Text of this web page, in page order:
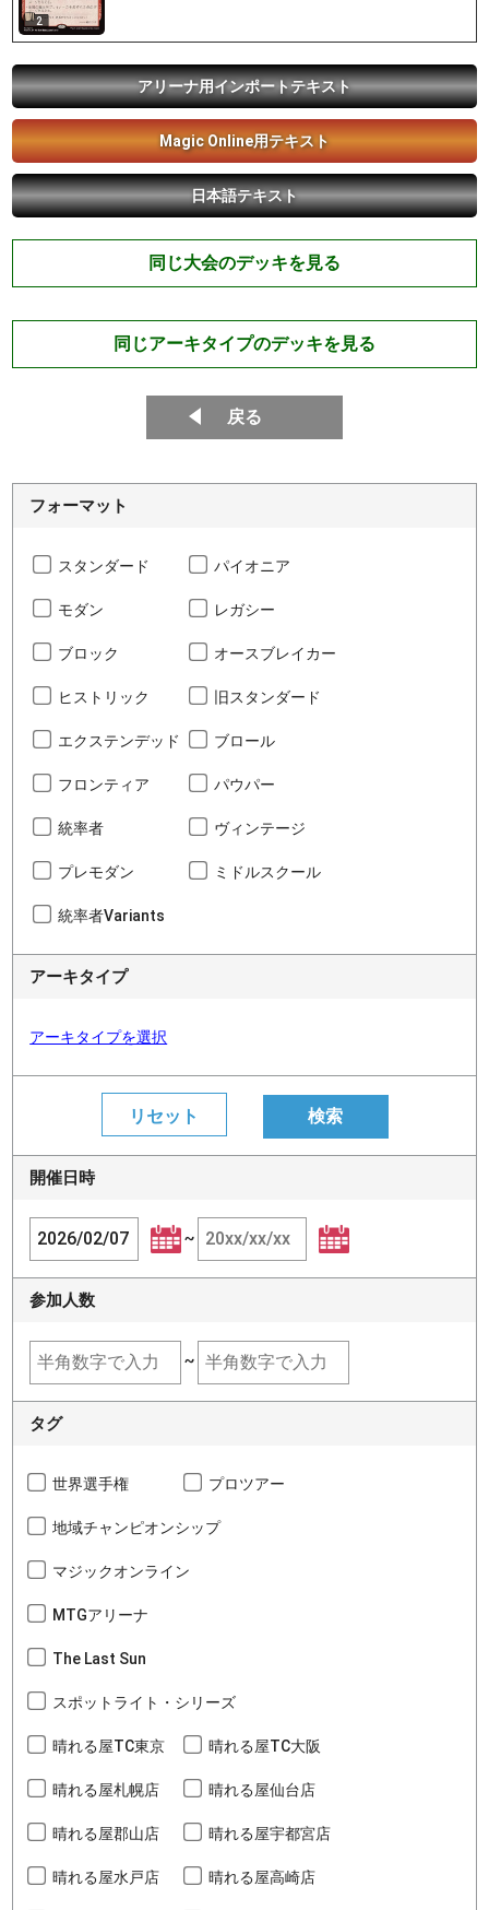
2
アリーナ用インポートテキスト
Magic Online用テキスト
日本語テキスト
同じ大会のデッキを見る
同じアーキタイプのデッキを見る
戻る
フォーマット
スタンダード パイオニア
モダン レガシー
ブロック オースブレイカー
ヒストリック 旧スタンダード
エクステンデッド ブロール
フロンティア パウパー
統率者 ヴィンテージ
プレモダン ミドルスクール
統率者Variants
アーキタイプ
アーキタイプを選択
開催日時
~
参加人数
~
タグ
世界選手権 プロツアー
地域チャンピオンシップ
マジックオンライン
MTGアリーナ
The Last Sun
スポットライト・シリーズ
晴れる屋TC東京 晴れる屋TC大阪
晴れる屋札幌店 晴れる屋仙台店
晴れる屋郡山店 晴れる屋宇都宮店
晴れる屋水戸店 晴れる屋高崎店